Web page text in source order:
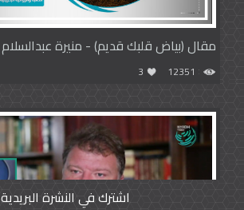
مقال (بياض قلبك قديم) - منيرة عبدالسلام
12351
3
اشترك في النشرة البريدية